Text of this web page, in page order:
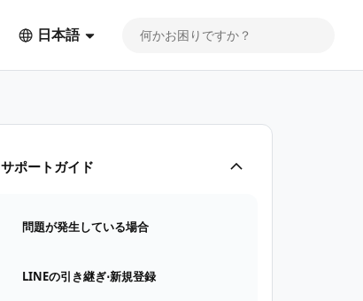
日本語
サポートガイド
問題が発生している場合
LINEの引き継ぎ⋅新規登録